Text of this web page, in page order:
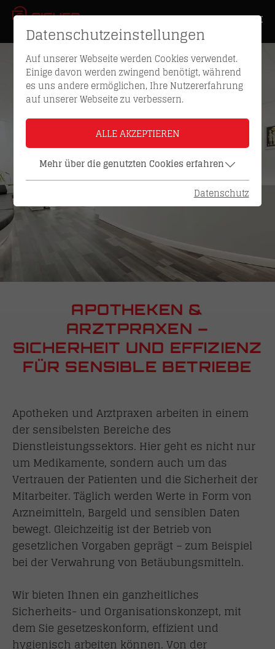
APOTHEKEN &
ARZTPRAXEN –
SICHERHEIT UND EFFIZIENZ
FÜR SENSIBLE BETRIEBE
Apotheken und Arztpraxen arbeiten in einem
der sensibelsten Bereiche des
Dienstleistungssektors. Hier geht es nicht nur
um Medikamente, sondern auch um das
Vertrauen der Patienten und die Sicherheit der
Mitarbeiter. Täglich werden Werte in Form von
Arzneimitteln, Bargeld und sensiblen Daten
bewegt. Gleichzeitig ist der Betrieb von
gesetzlichen Vorgaben geprägt – zum Beispiel
bei der Verwahrung von Betäubungsmitteln.
Wir bieten Ihnen ein ganzheitliches
Sicherheits- und Organisationskonzept, mit
dem Sie gesetzeskonform, effizient und
hygienisch arbeiten können. Von der
Datenschutzeinstellungen
Auf unserer Webseite werden Cookies verwendet.
Einige davon werden zwingend benötigt, während
es uns andere ermöglichen, Ihre Nutzererfahrung
auf unserer Webseite zu verbessern.
ALLE AKZEPTIEREN
Mehr über die genutzten Cookies erfahren
Datenschutz